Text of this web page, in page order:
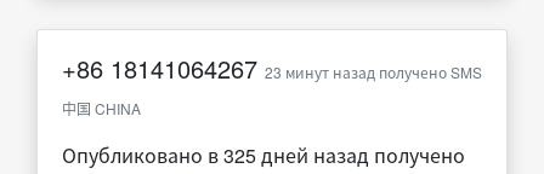
+86 18141064267 23 минут назад получено SMS
中国 CHINA
Опубликовано в 325 дней назад получено